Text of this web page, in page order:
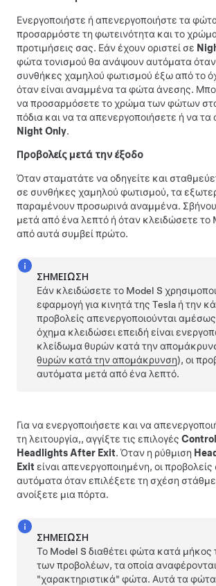
Ενεργοποιήστε ή απενεργοποιήστε τα
προσαρμόστε τη φωτεινότητα και το
προτιμήσεις σας. Εάν έχουν οριστεί σε
φώτα τονισμού θα ανάψουν αυτόματα όταν
συνθήκες χαμηλού φωτισμού έξω από το
όταν είναι αναμμένα τα φώτα άνεσης.
να προσαρμόσετε το χρώμα των φώτων
πόδια και να τα απενεργοποιήσετε ή να τα
Night Only.
Προβολείς μετά την έξοδο
Όταν σταματάτε να οδηγείτε και
σε συνθήκες χαμηλού φωτισμού, τα
παραμένουν προσωρινά αναμμένα.
μετά από ένα λεπτό ή όταν κλειδώσετε το
από αυτά συμβεί πρώτο.
ΣΗΜΕΊΩΣΗ
Εάν κλειδώσετε το Model S
εφαρμογή για κινητά της Tesla ή την
προβολείς απενεργοποιούνται
όχημα κλειδώσει επειδή είναι
κλείδωμα θυρών κατά την
θυρών κατά την απομάκρυνση), οι
αυτόματα μετά από ένα λεπτό.
Για να ενεργοποιήσετε και να
τη λειτουργία,, αγγίξτε τις επιλογές
Headlights After Exit. Όταν η ρύθμιση
Exit είναι απενεργοποιημένη, οι
αυτόματα όταν επιλέξετε τη σχέση
ανοίξετε μια πόρτα.
ΣΗΜΕΊΩΣΗ
Το Model S διαθέτει φώτα κατά μήκος
των προβολέων, τα οποία
"χαρακτηριστικά" φώτα. Αυτά τα